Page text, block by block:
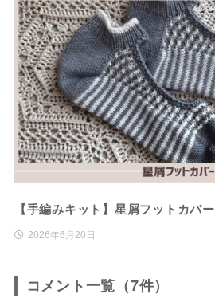
【手編みキット】星屑フットカバー
2026年6月20日
コメント一覧（7件）